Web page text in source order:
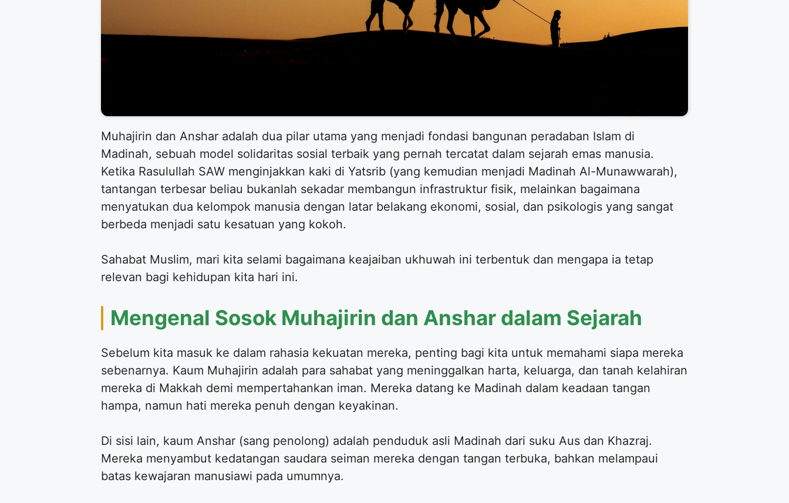
Muhajirin dan Anshar adalah dua pilar utama yang menjadi fondasi bangunan peradaban Islam di
Madinah, sebuah model solidaritas sosial terbaik yang pernah tercatat dalam sejarah emas manusia.
Ketika Rasulullah SAW menginjakkan kaki di Yatsrib (yang kemudian menjadi Madinah Al-Munawwarah),
tantangan terbesar beliau bukanlah sekadar membangun infrastruktur fisik, melainkan bagaimana
menyatukan dua kelompok manusia dengan latar belakang ekonomi, sosial, dan psikologis yang sangat
berbeda menjadi satu kesatuan yang kokoh.
Sahabat Muslim, mari kita selami bagaimana keajaiban ukhuwah ini terbentuk dan mengapa ia tetap
relevan bagi kehidupan kita hari ini.
Mengenal Sosok Muhajirin dan Anshar dalam Sejarah
Sebelum kita masuk ke dalam rahasia kekuatan mereka, penting bagi kita untuk memahami siapa mereka
sebenarnya. Kaum Muhajirin adalah para sahabat yang meninggalkan harta, keluarga, dan tanah kelahiran
mereka di Makkah demi mempertahankan iman. Mereka datang ke Madinah dalam keadaan tangan
hampa, namun hati mereka penuh dengan keyakinan.
Di sisi lain, kaum Anshar (sang penolong) adalah penduduk asli Madinah dari suku Aus dan Khazraj.
Mereka menyambut kedatangan saudara seiman mereka dengan tangan terbuka, bahkan melampaui
batas kewajaran manusiawi pada umumnya.